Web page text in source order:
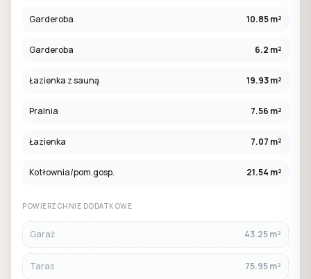
Garderoba 10.85 m²
Garderoba 6.2 m²
Łazienka z sauną 19.93 m²
Pralnia 7.56 m²
Łazienka 7.07 m²
Kotłownia/pom.gosp. 21.54 m²
POWIERZCHNIE DODATKOWE
Garaż 43.25 m²
Taras 75.95 m²